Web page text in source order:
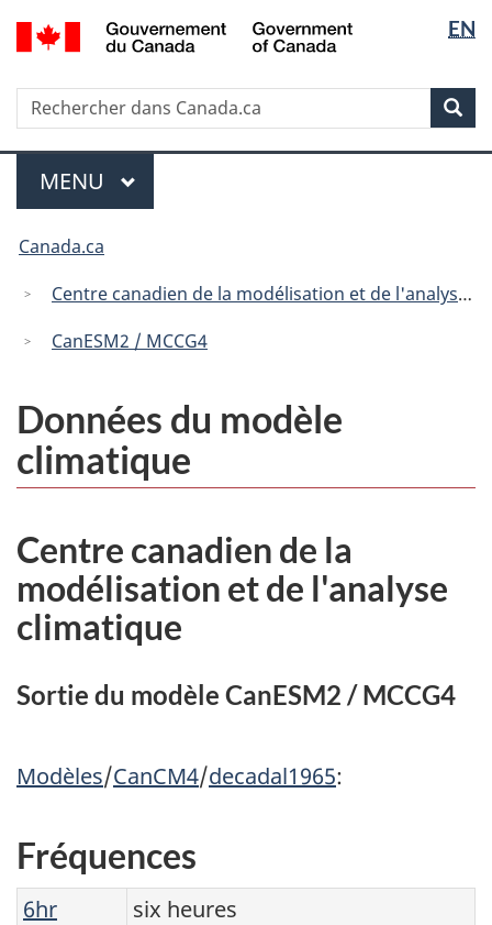
Passer
au
principal
Passer
à
sujet
du
gouvernement »
Passer
à
version
HTML
simplifiée
la
langue
EN
Recherche
Rechercher
dans
Canada.ca
Menu
MENU PRINCIPAL
êtes
ici
Canada.ca
Centre canadien de la modélisation et de l'analyse climatique
CanESM2 / MCCG4
Données du modèle
climatique
Centre canadien de la
modélisation et de l'analyse
climatique
Sortie du modèle CanESM2 / MCCG4
Modèles/CanCM4/decadal1965:
Fréquences
6hr
six heures